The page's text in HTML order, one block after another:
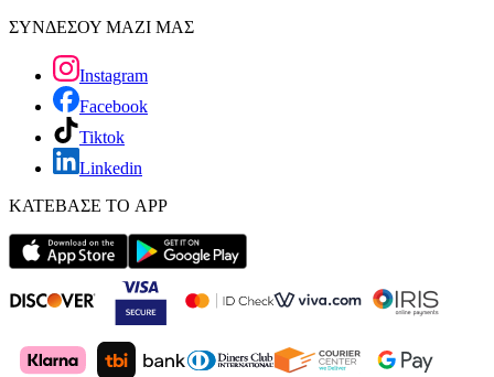
ΣΥΝΔΕΣΟΥ ΜΑΖΙ ΜΑΣ
Instagram
Facebook
Tiktok
Linkedin
ΚΑΤΕΒΑΣΕ ΤΟ APP